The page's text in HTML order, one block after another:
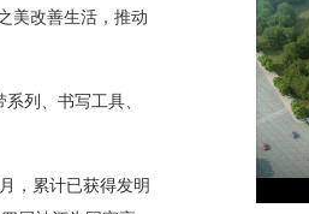
美改善生活，推动
列、书写工具、
，累计已获得发明